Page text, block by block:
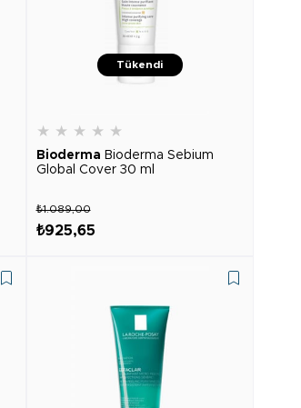
Tükendi
★ ★ ★ ★ ★
Bioderma Bioderma Sebium
Global Cover 30 ml
₺925,65
₺1.089,00